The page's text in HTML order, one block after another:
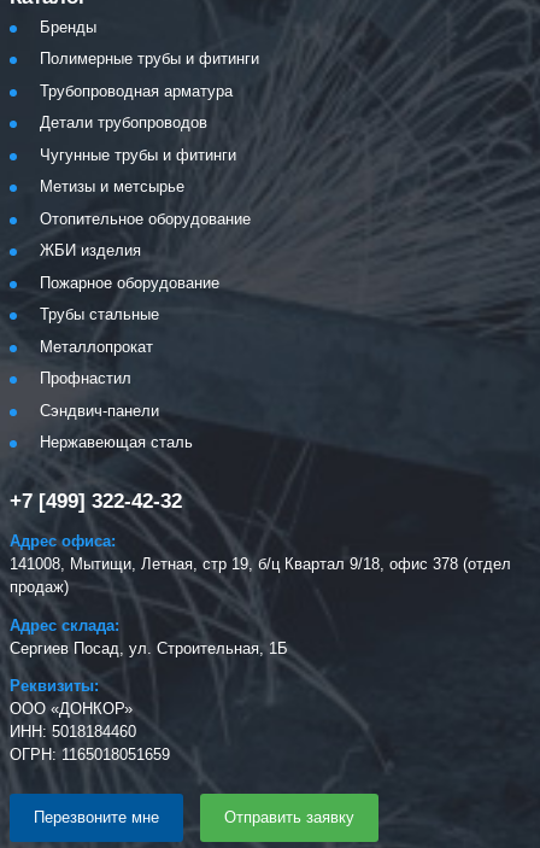
Бренды
Полимерные трубы и фитинги
Трубопроводная арматура
Детали трубопроводов
Чугунные трубы и фитинги
Метизы и метсырье
Отопительное оборудование
ЖБИ изделия
Пожарное оборудование
Трубы стальные
Металлопрокат
Профнастил
Сэндвич-панели
Нержавеющая сталь
+7 [499] 322-42-32
Адрес офиса:
141008, Мытищи, Летная, стр 19, б/ц Квартал 9/18, офис 378 (отдел
продаж)
Адрес склада:
Сергиев Посад, ул. Строительная, 1Б
Реквизиты:
ООО «ДОНКОР»
ИНН: 5018184460
ОГРН: 1165018051659
Перезвоните мне Отправить заявку